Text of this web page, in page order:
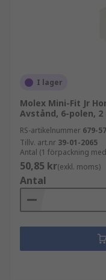
I lager
Molex Mini-Fit Jr
Avstånd, 6-polen, 2
RS-artikelnummer 679-
Tillv. art.nr 39-01-2065
Antal (1 förpackning
50,85 kr(exkl. moms)
Antal